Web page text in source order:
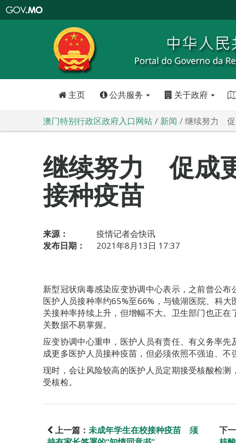
特
政
区
政
口
主页 公共服务 关于政府
澳门特别行政区政府入口网站 新闻 继续努力 促
继续努力 促成
接种疫苗
来源：
疫情记者会快讯
发布日期：
2021年8月13日 17:37
新型冠状病毒感染应变协调中心表示，之前曾公
医护人员接种率约65%至66%，与镜湖医院、科
关接种率持续上升，但增幅不大。卫生部门也正
关数据不易掌握。
应变协调中心重申，医护人员有责任、有义务率
成更多医护人员接种疫苗，但必须依照不强迫、不
现时，会让风险较高的医护人员定期接受核酸检
受核检。
上一篇： 未成年学生在校接种疫苗 须
下